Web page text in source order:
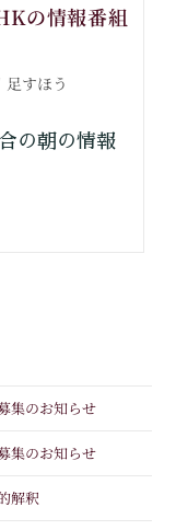
の情報番組
足すほう
の朝の情報
集のお知らせ
集のお知らせ
解釈